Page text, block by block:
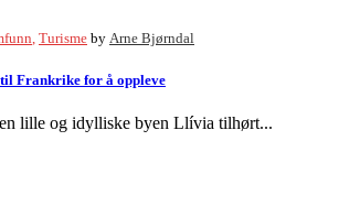
Turisme by Arne Bjørndal
til Frankrike for å oppleve
lille og idylliske byen Llívia tilhørt...